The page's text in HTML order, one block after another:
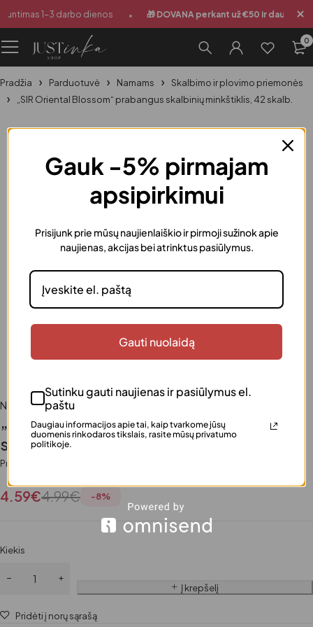
1-3 darbo dienos • 🎁 DOVANA perkant už €50 ir daugiau
0
Pradžia Parduotuvė Namams
Skalbimo ir plovimo priemonės
„SIR Oriental Blossom“ prabangus skalbinių minkštiklis, 42 skalb.
-8%
Namams,Skalbimo ir plovimo priemonės
„SIR Oriental Blossom“ prabangus
skalbinių minkštiklis, 42 skalb.
Prieinamumas
4.99€
4.59€ -8%
Kiekis
Į krepšelį
Pridėti į norų sąrašą
Gauk -5% pirmajam
apsipirkimui
Prisijunk prie mūsų naujienlaiškio ir pirmoji sužinok apie
naujienas, akcijas bei atrinktus pasiūlymus.
Gauti nuolaidą
Sutinku gauti naujienas ir pasiūlymus el.
paštu
Daugiau informacijos apie tai, kaip tvarkome jūsų
duomenis rinkodaros tikslais, rasite mūsų privatumo
politikoje.